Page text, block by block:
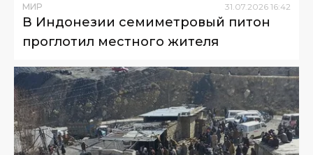
МИР 31 07 2026 16:42
В Индонезии семиметровый питон
проглотил местного жителя